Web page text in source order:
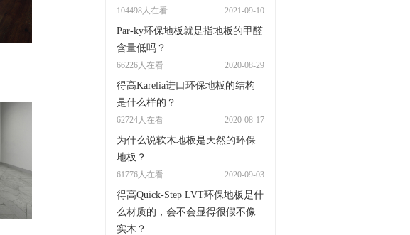
104498人在看 2021-09-10
Par-ky环保地板就是指地板的甲醛
含量低吗？
66226人在看 2020-08-29
得高Karelia进口环保地板的结构
是什么样的？
62724人在看 2020-08-17
为什么说软木地板是天然的环保
地板？
61776人在看 2020-09-03
得高Quick-Step LVT环保地板是什
么材质的，会不会显得很假不像
实木？